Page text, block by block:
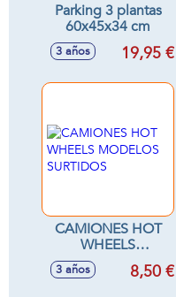
Parking 3 plantas
60x45x34 cm
3 años 19,95 €
CAMIONES HOT
WHEELS
MODELOS
SURTIDOS
3 años 8,50 €